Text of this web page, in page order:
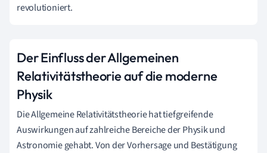
revolutioniert.
Der Einfluss der Allgemeinen
Relativitätstheorie auf die moderne
Physik
Die Allgemeine Relativitätstheorie hat tiefgreifende
Auswirkungen auf zahlreiche Bereiche der Physik und
Astronomie gehabt. Von der Vorhersage und Bestätigung